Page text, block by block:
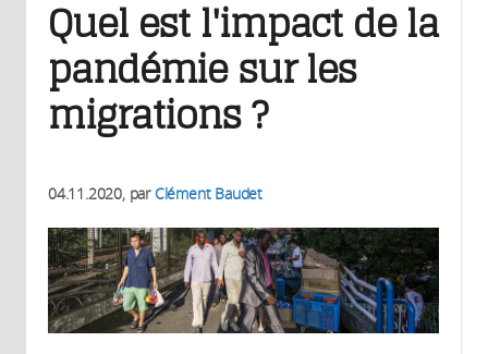
Quel est l'impact de la
pandémie sur les
migrations ?
04.11.2020, parClément Baudet